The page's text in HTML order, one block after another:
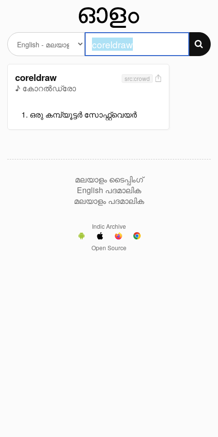
coreldraw
♪ കോറൽഡ്രോ
src:crowd
ഒരു കമ്പ്യൂട്ടർ സോഫ്റ്റ്വെയർ
മലയാളം ടൈപ്പിംഗ്
English പദമാലിക
മലയാളം പദമാലിക
Indic Archive
Open Source